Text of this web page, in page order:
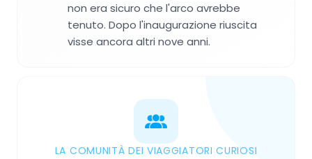
non era sicuro che l'arco avrebbe
tenuto. Dopo l'inaugurazione riuscita
visse ancora altri nove anni.
LA COMUNITÀ DEI VIAGGIATORI CURIOSI